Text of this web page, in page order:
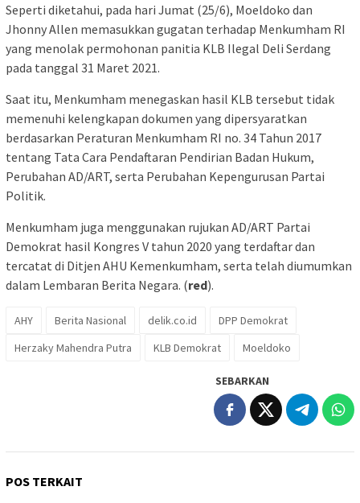
Seperti diketahui, pada hari Jumat (25/6), Moeldoko dan
Jhonny Allen memasukkan gugatan terhadap Menkumham RI
yang menolak permohonan panitia KLB Ilegal Deli Serdang
pada tanggal 31 Maret 2021.
Saat itu, Menkumham menegaskan hasil KLB tersebut tidak
memenuhi kelengkapan dokumen yang dipersyaratkan
berdasarkan Peraturan Menkumham RI no. 34 Tahun 2017
tentang Tata Cara Pendaftaran Pendirian Badan Hukum,
Perubahan AD/ART, serta Perubahan Kepengurusan Partai
Politik.
Menkumham juga menggunakan rujukan AD/ART Partai
Demokrat hasil Kongres V tahun 2020 yang terdaftar dan
tercatat di Ditjen AHU Kemenkumham, serta telah diumumkan
dalam Lembaran Berita Negara. (red).
AHY Berita Nasional delik.co.id
DPP Demokrat
Herzaky Mahendra Putra
KLB Demokrat Moeldoko
SEBARKAN
POS TERKAIT